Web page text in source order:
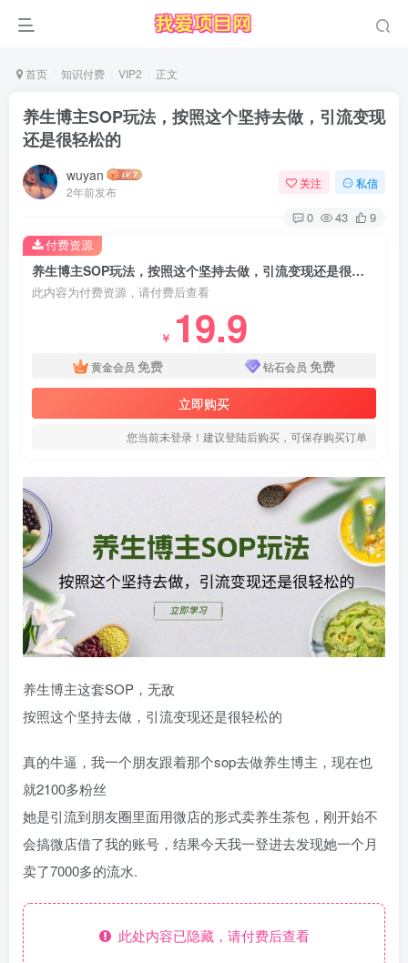
首页 知识付费 VIP2 正文
养生博主SOP玩法，按照这个坚持去做，引流变现
还是很轻松的
wuyan
2年前发布
关注 私信
0 43 9
养生博主SOP玩法，按照这个坚持去做，引流变现还是很轻松的
此内容为付费资源，请付费后查看
￥ 19.9
黄金会员 免费 钻石会员 免费
立即购买
您当前未登录！建议登陆后购买，可保存购买订单
付费资源
养生博主这套SOP，无敌
按照这个坚持去做，引流变现还是很轻松的
真的牛逼，我一个朋友跟着那个sop去做养生博主，现在也
就2100多粉丝
她是引流到朋友圈里面用微店的形式卖养生茶包，刚开始不
会搞微店借了我的账号，结果今天我一登进去发现她一个月
卖了7000多的流水.
此处内容已隐藏，请付费后查看